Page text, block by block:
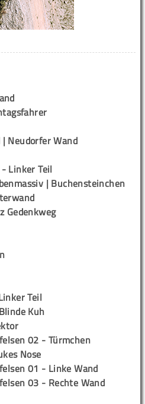
Neudorfer Wand
Linker Teil
| Buchensteinchen
Gedenkweg
Teil
Kuh
02 - Türmchen
Nose
01 - Linke Wand
03 - Rechte Wand